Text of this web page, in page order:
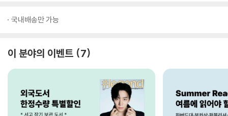
국내배송만 가능
이 분야의 이벤트 7